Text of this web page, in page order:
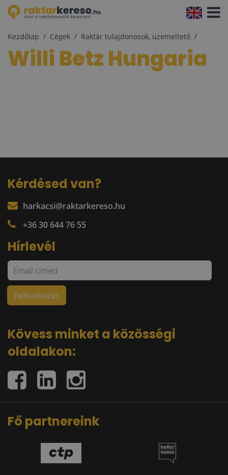
Kezdőlap Cégek Raktár tulajdonosok, üzemeltető
Willi Betz Hungaria
Kérdésed van?
harkacsi@raktarkereso.hu
+36 30 644 76 55
Hírlevél
Kövess minket a közösségi
oldalakon:
Fő partnereink